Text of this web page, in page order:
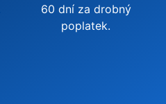
60 dní za drobný
poplatek.